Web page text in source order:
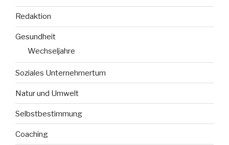
Redaktion
Gesundheit
Wechseljahre
Soziales Unternehmertum
Natur und Umwelt
Selbstbestimmung
Coaching